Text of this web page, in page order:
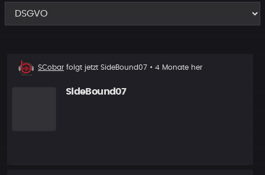
Neuer
SCobar folgt jetzt SideBound07 • 4 Monate her
SideBound07